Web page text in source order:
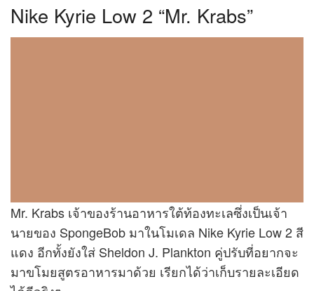
Nike Kyrie Low 2 “Mr. Krabs”
Mr. Krabs เจ้าของร้านอาหารใต้ท้องทะเลซึ่งเป็นเจ้า
นายของ SpongeBob มาในโมเดล Nike Kyrie Low 2 สี
แดง อีกทั้งยังใส่ Sheldon J. Plankton คู่ปรับที่อยากจะ
มาขโมยสูตรอาหารมาด้วย เรียกได้ว่าเก็บรายละเอียด